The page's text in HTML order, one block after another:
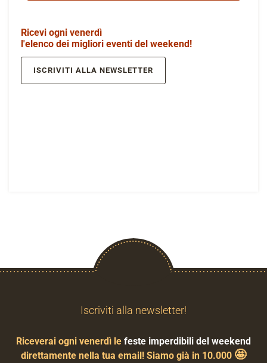
Ricevi ogni venerdì
l'elenco dei migliori eventi del weekend!
ISCRIVITI ALLA NEWSLETTER
Iscriviti alla newsletter!
Riceverai ogni venerdì le feste imperdibili del weekend
direttamente nella tua email! Siamo già in 10.000 🤩